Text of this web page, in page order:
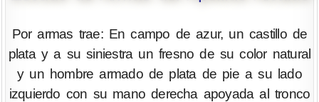
Por armas trae: En campo de azur, un castillo de
plata y a su siniestra un fresno de su color natural
y un hombre armado de plata de pie a su lado
izquierdo con su mano derecha apoyada al tronco